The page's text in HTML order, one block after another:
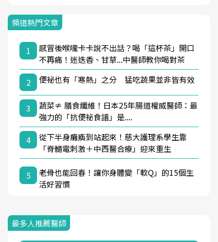
頻道熱門文章
1
感冒後喉嚨卡卡說不出話？喝「這杯茶」開口
不再痛！迷迭香、甘草...中醫師教你喝對茶
2
便祕也有「寒熱」之分 猛吃蔬果並非皆有效
3
蔬菜≠ 膳食纖維！日本25年腸道權威醫師：最
強力的「抗便祕食譜」是....
4
從下半身癱瘓到站起來！慈大護理系學生靠
「脊髓電刺激＋中西醫合療」迎來重生
5
老骨也能回春！讓你身體變「軟Q」的15個生
活好習慣
最多人推薦醫師